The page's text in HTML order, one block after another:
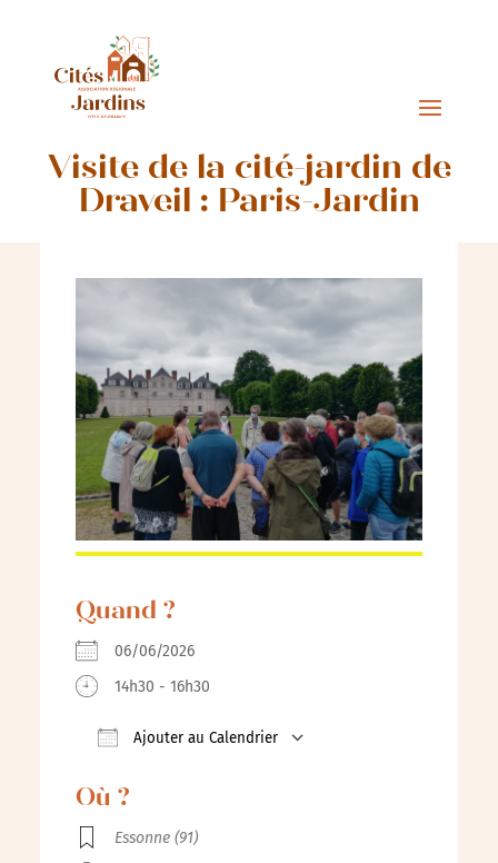
Visite de la cité-jardin de
Draveil : Paris-Jardin
Quand ?
06/06/2026
14h30 - 16h30
Ajouter au Calendrier
Où ?
Essonne (91)